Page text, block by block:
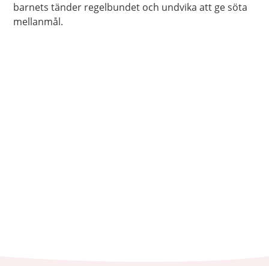
barnets tänder regelbundet och undvika att ge söta
mellanmål.